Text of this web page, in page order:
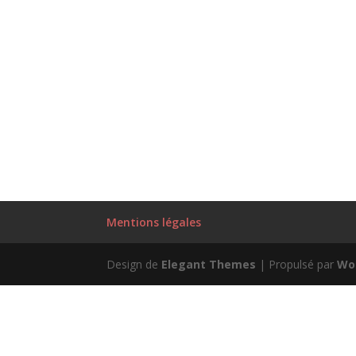
Mentions légales
Design de Elegant Themes | Propulsé par